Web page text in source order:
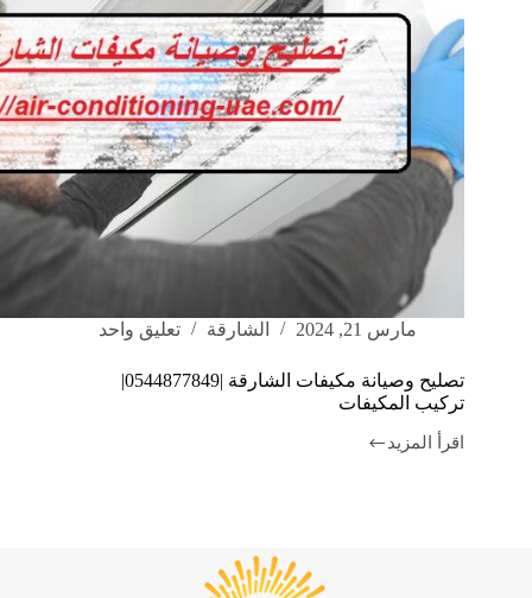
مارس 21, 2024 الشارقة تعليق واحد
تصليح وصيانة مكيفات الشارقة |0544877849|
تركيب المكيفات
اقرأ المزيد
تصليح